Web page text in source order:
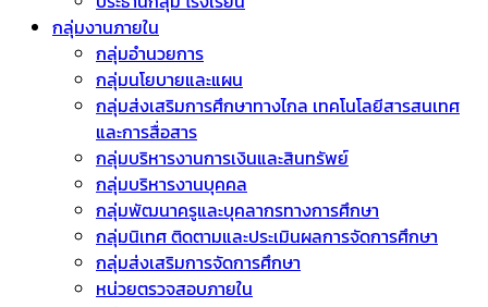
กลุ่มงานภายใน
กลุ่มอำนวยการ
กลุ่มนโยบายและแผน
กลุ่มส่งเสริมการศึกษาทางไกล เทคโนโลยีสารสนเทศ
และการสื่อสาร
กลุ่มบริหารงานการเงินและสินทรัพย์
กลุ่มบริหารงานบุคคล
กลุ่มพัฒนาครูและบุคลากรทางการศึกษา
กลุ่มนิเทศ ติดตามและประเมินผลการจัดการศึกษา
กลุ่มส่งเสริมการจัดการศึกษา
หน่วยตรวจสอบภายใน